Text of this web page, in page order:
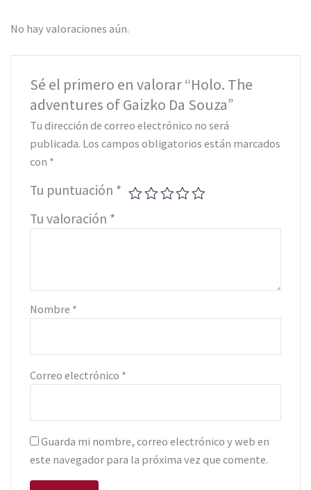
No hay valoraciones aún.
Sé el primero en valorar “Holo. The
adventures of Gaizko Da Souza”
Tu dirección de correo electrónico no será
publicada. Los campos obligatorios están marcados
con *
Tu puntuación *
Tu valoración *
Nombre *
Correo electrónico *
Guarda mi nombre, correo electrónico y web en
este navegador para la próxima vez que comente.